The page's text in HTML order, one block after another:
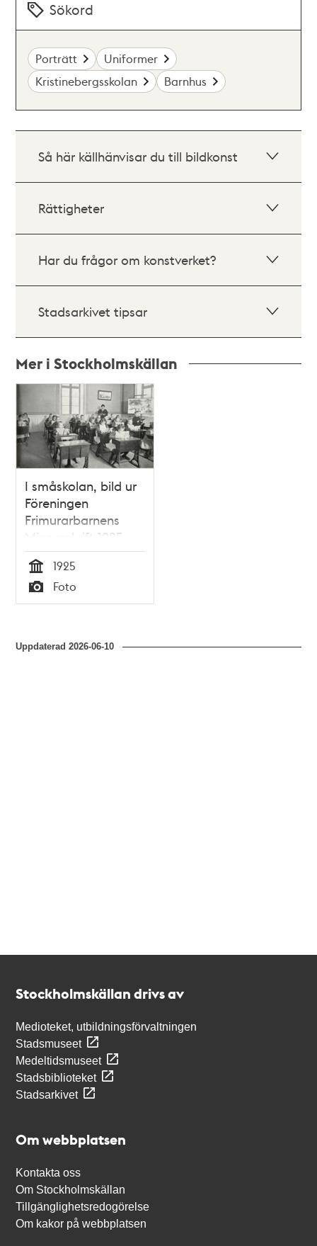
Sökord
Porträtt
Uniformer
Kristinebergsskolan
Barnhus
Så här källhänvisar du till bildkonst
Rättigheter
Har du frågor om konstverket?
Stadsarkivet tipsar
Mer i Stockholmskällan
Relaterade
och
teman
I småskolan, bild ur
Föreningen
Frimurarbarnens
Minnesskrift 1925.
Tid
1925
Typ
Foto
Uppdaterad2026-06-10
Stockholmskällan drivs av
Medioteket, utbildningsförvaltningen
Stadsmuseet
Medeltidsmuseet
Stadsbiblioteket
Stadsarkivet
Om webbplatsen
Kontakta oss
Om Stockholmskällan
Tillgänglighetsredogörelse
Om kakor på webbplatsen